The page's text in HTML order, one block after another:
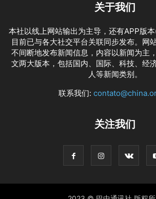
关于我们
本社以线上网站输出为主导，还有APP版本
目前已与各大社交平台关联同步发布。网
不间断地发布新闻信息，内容以新闻为主
文两大版本，包括国内、国际、科技、经
人等新闻类别。
联系我们:
关注我们